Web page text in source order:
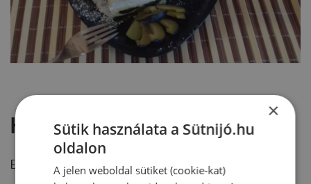
Hozzászólások
Ehhez a recepthez még nem érkezett hozzászólás.
×
Sütik használata a Sütnijó.hu
oldalon
A jelen weboldal sütiket (cookie-kat)